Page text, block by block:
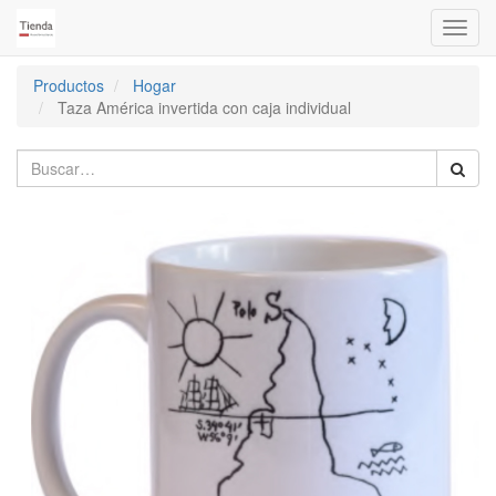
Productos
Hogar
Taza América invertida con caja individual